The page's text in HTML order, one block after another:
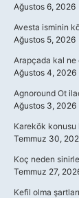
Ağustos 6, 2026
Avesta isminin
Ağustos 5, 2026
Arapçada kal ne
Ağustos 4, 2026
Agnoround Ot
Ağustos 3, 2026
Karekök konusu
Temmuz 30,
Koç neden
Temmuz 27,
Kefil olma